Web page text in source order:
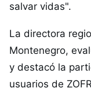
salvar vidas".
La directora
Montenegro,
y destacó la
usuarios de